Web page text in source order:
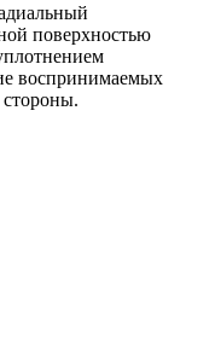
поверхностью
воспринимаемых
стороны.